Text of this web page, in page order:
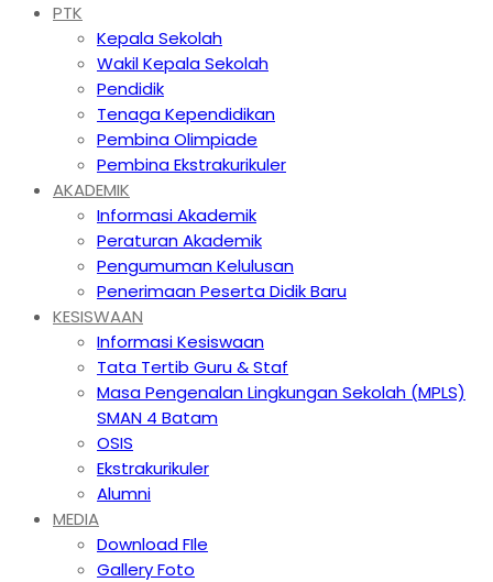
PTK
Kepala Sekolah
Wakil Kepala Sekolah
Pendidik
Tenaga Kependidikan
Pembina Olimpiade
Pembina Ekstrakurikuler
AKADEMIK
Informasi Akademik
Peraturan Akademik
Pengumuman Kelulusan
Penerimaan Peserta Didik Baru
KESISWAAN
Informasi Kesiswaan
Tata Tertib Guru & Staf
Masa Pengenalan Lingkungan Sekolah (MPLS)
SMAN 4 Batam
OSIS
Ekstrakurikuler
Alumni
MEDIA
Download FIle
Gallery Foto